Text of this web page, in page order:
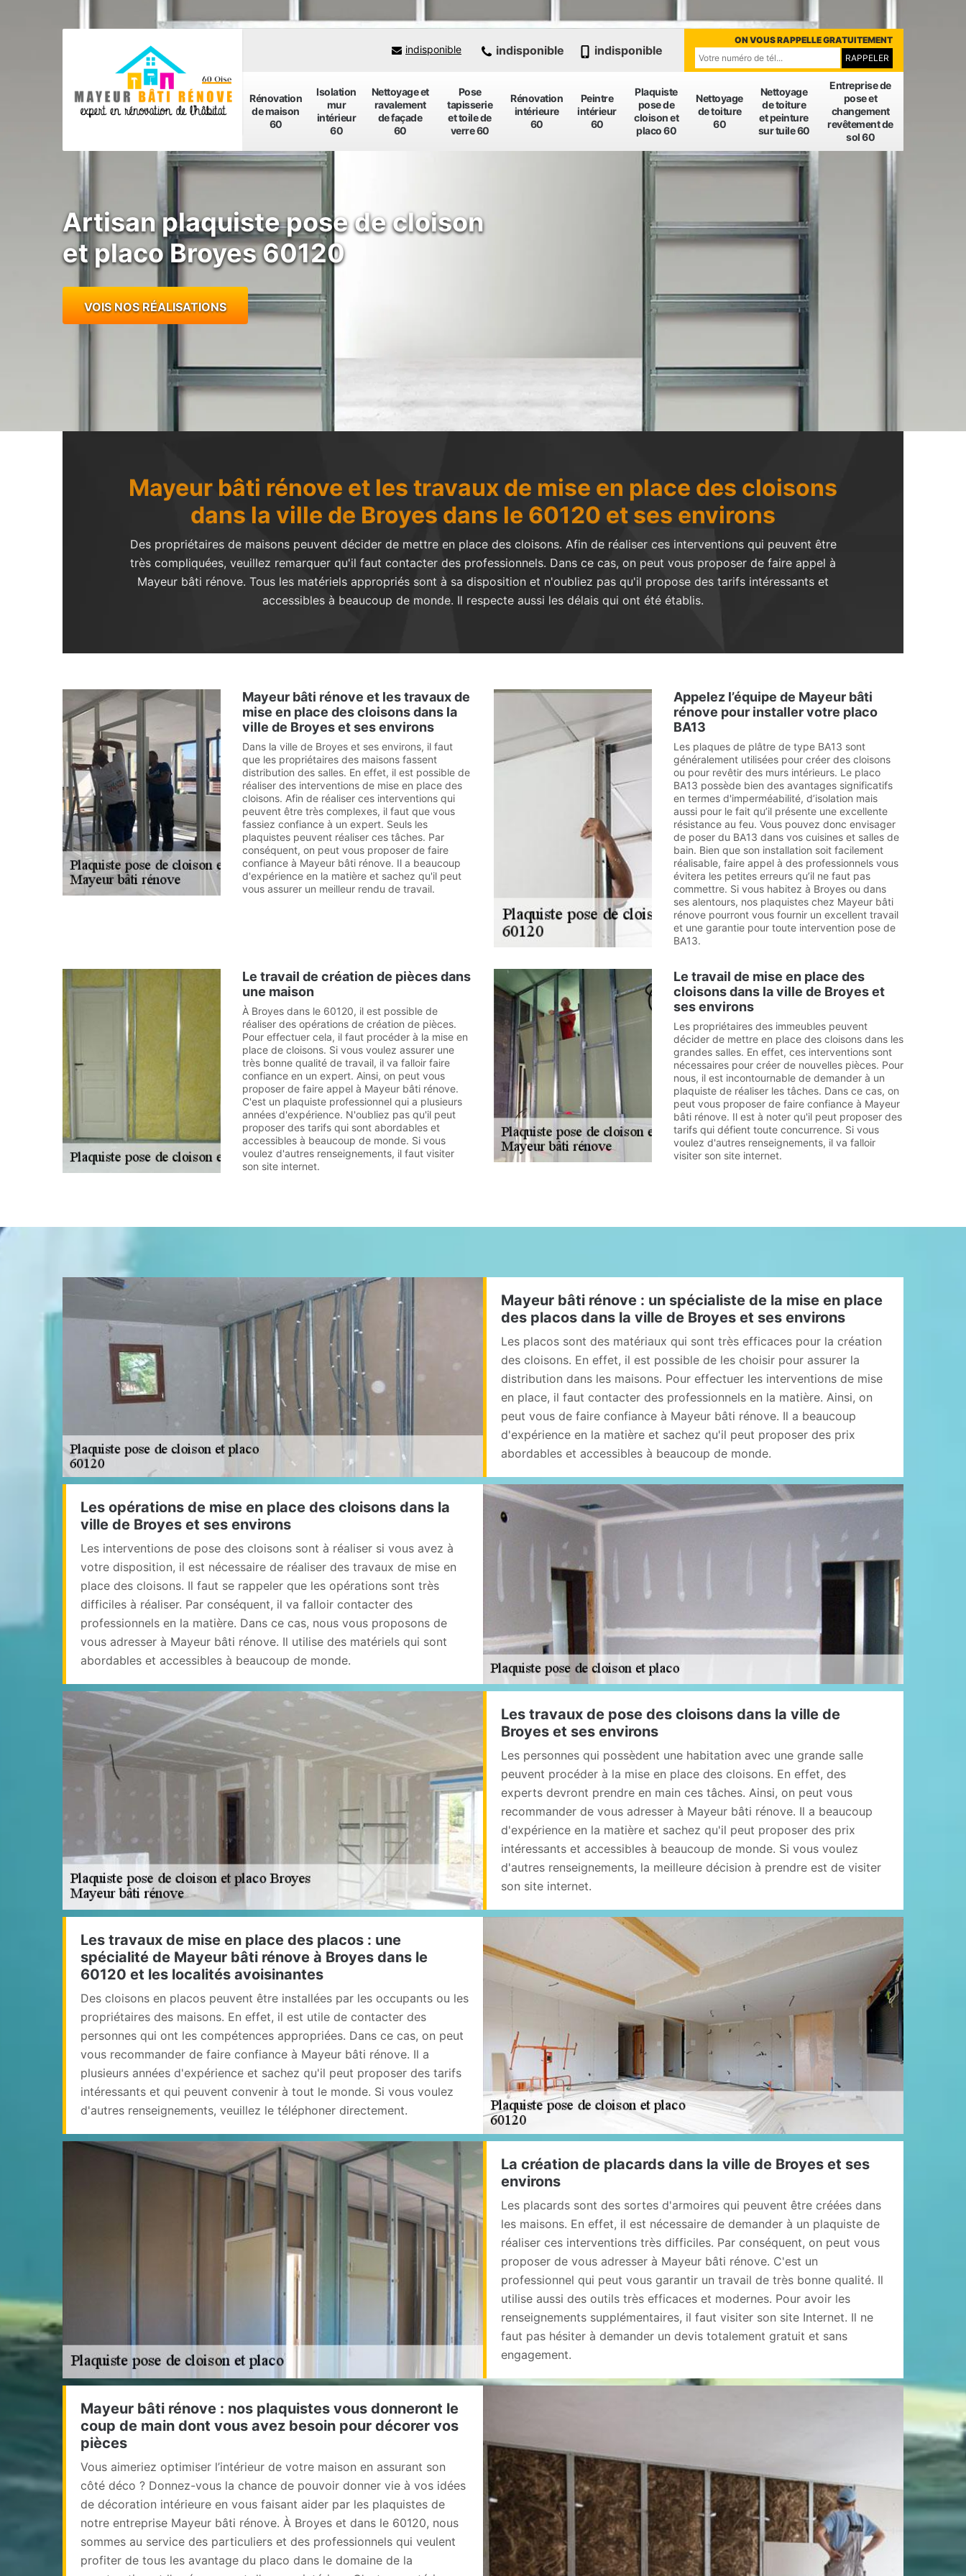
Rénovation
de maison
60
Isolation
mur
intérieur
60
Nettoyage et
ravalement
de façade
60
Pose
tapisserie
et toile de
verre 60
Rénovation
intérieure
60
Peintre
intérieur
60
Plaquiste
pose de
cloison et
placo 60
Nettoyage
de toiture
60
Nettoyage
de toiture
et peinture
sur tuile 60
Entreprise de
pose et
changement
revêtement de
sol 60
indisponible indisponible indisponible
ON VOUS RAPPELLE GRATUITEMENT
Artisan plaquiste pose de cloison
et placo Broyes 60120
VOIS NOS RÉALISATIONS
Mayeur bâti rénove et les travaux de mise en place des cloisons
dans la ville de Broyes dans le 60120 et ses environs
Des propriétaires de maisons peuvent décider de mettre en place des cloisons. Afin de réaliser ces interventions qui peuvent être
très compliquées, veuillez remarquer qu'il faut contacter des professionnels. Dans ce cas, on peut vous proposer de faire appel à
Mayeur bâti rénove. Tous les matériels appropriés sont à sa disposition et n'oubliez pas qu'il propose des tarifs intéressants et
accessibles à beaucoup de monde. Il respecte aussi les délais qui ont été établis.
Mayeur bâti rénove et les travaux de
mise en place des cloisons dans la
ville de Broyes et ses environs
Dans la ville de Broyes et ses environs, il faut
que les propriétaires des maisons fassent
distribution des salles. En effet, il est possible de
réaliser des interventions de mise en place des
cloisons. Afin de réaliser ces interventions qui
peuvent être très complexes, il faut que vous
fassiez confiance à un expert. Seuls les
plaquistes peuvent réaliser ces tâches. Par
conséquent, on peut vous proposer de faire
confiance à Mayeur bâti rénove. Il a beaucoup
d'expérience en la matière et sachez qu'il peut
vous assurer un meilleur rendu de travail.
Appelez l’équipe de Mayeur bâti
rénove pour installer votre placo
BA13
Les plaques de plâtre de type BA13 sont
généralement utilisées pour créer des cloisons
ou pour revêtir des murs intérieurs. Le placo
BA13 possède bien des avantages significatifs
en termes d'imperméabilité, d’isolation mais
aussi pour le fait qu’il présente une excellente
résistance au feu. Vous pouvez donc envisager
de poser du BA13 dans vos cuisines et salles de
bain. Bien que son installation soit facilement
réalisable, faire appel à des professionnels vous
évitera les petites erreurs qu’il ne faut pas
commettre. Si vous habitez à Broyes ou dans
ses alentours, nos plaquistes chez Mayeur bâti
rénove pourront vous fournir un excellent travail
et une garantie pour toute intervention pose de
BA13.
Le travail de création de pièces dans
une maison
À Broyes dans le 60120, il est possible de
réaliser des opérations de création de pièces.
Pour effectuer cela, il faut procéder à la mise en
place de cloisons. Si vous voulez assurer une
très bonne qualité de travail, il va falloir faire
confiance en un expert. Ainsi, on peut vous
proposer de faire appel à Mayeur bâti rénove.
C'est un plaquiste professionnel qui a plusieurs
années d'expérience. N'oubliez pas qu'il peut
proposer des tarifs qui sont abordables et
accessibles à beaucoup de monde. Si vous
voulez d'autres renseignements, il faut visiter
son site internet.
Le travail de mise en place des
cloisons dans la ville de Broyes et
ses environs
Les propriétaires des immeubles peuvent
décider de mettre en place des cloisons dans les
grandes salles. En effet, ces interventions sont
nécessaires pour créer de nouvelles pièces. Pour
nous, il est incontournable de demander à un
plaquiste de réaliser les tâches. Dans ce cas, on
peut vous proposer de faire confiance à Mayeur
bâti rénove. Il est à noter qu'il peut proposer des
tarifs qui défient toute concurrence. Si vous
voulez d'autres renseignements, il va falloir
visiter son site internet.
Mayeur bâti rénove : un spécialiste de la mise en place
des placos dans la ville de Broyes et ses environs
Les placos sont des matériaux qui sont très efficaces pour la création
des cloisons. En effet, il est possible de les choisir pour assurer la
distribution dans les maisons. Pour effectuer les interventions de mise
en place, il faut contacter des professionnels en la matière. Ainsi, on
peut vous de faire confiance à Mayeur bâti rénove. Il a beaucoup
d'expérience en la matière et sachez qu'il peut proposer des prix
abordables et accessibles à beaucoup de monde.
Les opérations de mise en place des cloisons dans la
ville de Broyes et ses environs
Les interventions de pose des cloisons sont à réaliser si vous avez à
votre disposition, il est nécessaire de réaliser des travaux de mise en
place des cloisons. Il faut se rappeler que les opérations sont très
difficiles à réaliser. Par conséquent, il va falloir contacter des
professionnels en la matière. Dans ce cas, nous vous proposons de
vous adresser à Mayeur bâti rénove. Il utilise des matériels qui sont
abordables et accessibles à beaucoup de monde.
Les travaux de pose des cloisons dans la ville de
Broyes et ses environs
Les personnes qui possèdent une habitation avec une grande salle
peuvent procéder à la mise en place des cloisons. En effet, des
experts devront prendre en main ces tâches. Ainsi, on peut vous
recommander de vous adresser à Mayeur bâti rénove. Il a beaucoup
d'expérience en la matière et sachez qu'il peut proposer des prix
intéressants et accessibles à beaucoup de monde. Si vous voulez
d'autres renseignements, la meilleure décision à prendre est de visiter
son site internet.
Les travaux de mise en place des placos : une
spécialité de Mayeur bâti rénove à Broyes dans le
60120 et les localités avoisinantes
Des cloisons en placos peuvent être installées par les occupants ou les
propriétaires des maisons. En effet, il est utile de contacter des
personnes qui ont les compétences appropriées. Dans ce cas, on peut
vous recommander de faire confiance à Mayeur bâti rénove. Il a
plusieurs années d'expérience et sachez qu'il peut proposer des tarifs
intéressants et qui peuvent convenir à tout le monde. Si vous voulez
d'autres renseignements, veuillez le téléphoner directement.
La création de placards dans la ville de Broyes et ses
environs
Les placards sont des sortes d'armoires qui peuvent être créées dans
les maisons. En effet, il est nécessaire de demander à un plaquiste de
réaliser ces interventions très difficiles. Par conséquent, on peut vous
proposer de vous adresser à Mayeur bâti rénove. C'est un
professionnel qui peut vous garantir un travail de très bonne qualité. Il
utilise aussi des outils très efficaces et modernes. Pour avoir les
renseignements supplémentaires, il faut visiter son site Internet. Il ne
faut pas hésiter à demander un devis totalement gratuit et sans
engagement.
Mayeur bâti rénove : nos plaquistes vous donneront le
coup de main dont vous avez besoin pour décorer vos
pièces
Vous aimeriez optimiser l’intérieur de votre maison en assurant son
côté déco ? Donnez-vous la chance de pouvoir donner vie à vos idées
de décoration intérieure en vous faisant aider par les plaquistes de
notre entreprise Mayeur bâti rénove. À Broyes et dans le 60120, nous
sommes au service des particuliers et des professionnels qui veulent
profiter de tous les avantage du placo dans le domaine de la